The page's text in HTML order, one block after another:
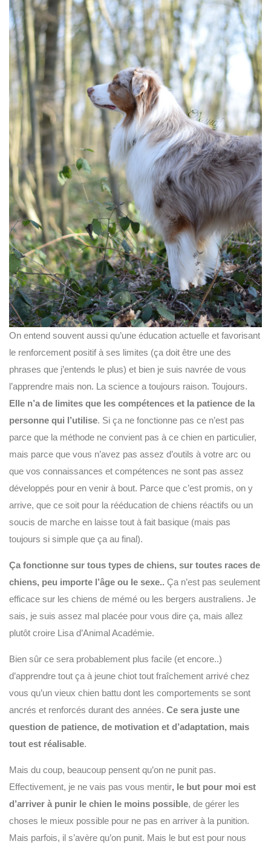
On entend souvent aussi qu’une éducation actuelle et favorisant
le renforcement positif à ses limites (ça doit être une des
phrases que j’entends le plus) et bien je suis navrée de vous
l’apprendre mais non. La science a toujours raison. Toujours.
Elle n’a de limites que les compétences et la patience de la
personne qui l’utilise. Si ça ne fonctionne pas ce n’est pas
parce que la méthode ne convient pas à ce chien en particulier,
mais parce que vous n’avez pas assez d’outils à votre arc ou
que vos connaissances et compétences ne sont pas assez
développés pour en venir à bout. Parce que c’est promis, on y
arrive, que ce soit pour la rééducation de chiens réactifs ou un
soucis de marche en laisse tout à fait basique (mais pas
toujours si simple que ça au final).
Ça fonctionne sur tous types de chiens, sur toutes races de
chiens, peu importe l’âge ou le sexe.. Ça n’est pas seulement
efficace sur les chiens de mémé ou les bergers australiens. Je
sais, je suis assez mal placée pour vous dire ça, mais allez
plutôt croire Lisa d’Animal Académie.
Bien sûr ce sera probablement plus facile (et encore..)
d’apprendre tout ça à jeune chiot tout fraîchement arrivé chez
vous qu’un vieux chien battu dont les comportements se sont
ancrés et renforcés durant des années. Ce sera juste une
question de patience, de motivation et d’adaptation, mais
tout est réalisable.
Mais du coup, beaucoup pensent qu’on ne punit pas.
Effectivement, je ne vais pas vous mentir, le but pour moi est
d’arriver à punir le chien le moins possible, de gérer les
choses le mieux possible pour ne pas en arriver à la punition.
Mais parfois, il s’avère qu’on punit. Mais le but est pour nous